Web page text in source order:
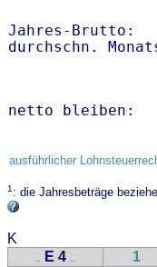
Jahres-
netto
ausführlicher
1: die Jahresbeträge
K
.. E 4 .. 1